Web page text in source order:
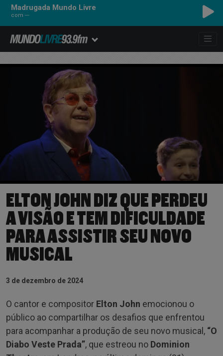
Madrugada Mundo Livre
com ---
ELTON JOHN DIZ QUE PERDEU
A VISÃO E TEM DIFICULDADE
PARA ASSISTIR SEU NOVO
MUSICAL
3 de dezembro de 2024
O cantor e compositor Elton John emocionou o
público ao compartilhar os desafios que enfrentou
para acompanhar a produção de seu novo musical, “O
Diabo Veste Prada”, que estreou no Dominion